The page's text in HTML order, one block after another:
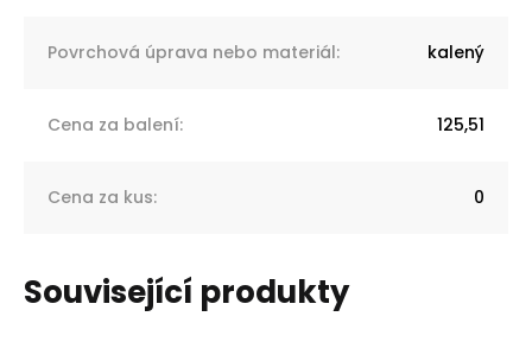
Povrchová úprava nebo materiál: kalený
Cena za balení: 125,51
Cena za kus: 0
Související produkty